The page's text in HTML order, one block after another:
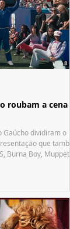
a cena
Gaúcho dividiram o
que
Burna Boy, Muppets,